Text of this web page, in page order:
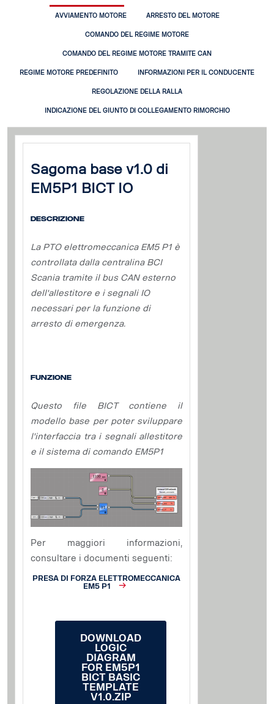
AVVIAMENTO MOTORE ARRESTO DEL MOTORE
COMANDO DEL REGIME MOTORE
COMANDO DEL REGIME MOTORE TRAMITE CAN
REGIME MOTORE PREDEFINITO INFORMAZIONI PER IL CONDUCENTE
REGOLAZIONE DELLA RALLA
INDICAZIONE DEL GIUNTO DI COLLEGAMENTO RIMORCHIO
Sagoma base v1.0 di
EM5P1 BICT IO
Descrizione
La PTO elettromeccanica EM5 P1 è
controllata dalla centralina BCI
Scania tramite il bus CAN esterno
dell'allestitore e i segnali IO
necessari per la funzione di
arresto di emergenza.
Funzione
Questo file BICT contiene il
modello base per poter sviluppare
l'interfaccia tra i segnali allestitore
e il sistema di comando EM5P1
Per maggiori informazioni,
consultare i documenti seguenti:
PRESA DI FORZA ELETTROMECCANICA
EM5 P1
DOWNLOAD
LOGIC
DIAGRAM
FOR EM5P1
BICT BASIC
TEMPLATE
V1.0.ZIP